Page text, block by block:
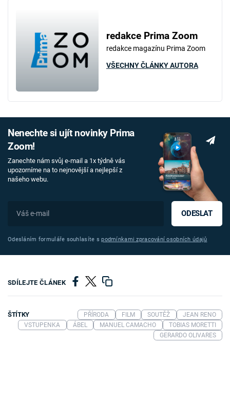
redakce Prima Zoom
redakce magazínu Prima Zoom
VŠECHNY ČLÁNKY AUTORA
Nenechte si ujít novinky Prima
Zoom!
Zanechte nám svůj e-mail a 1x týdně vás
upozorníme na to nejnovější a nejlepší z
našeho webu.
ODESLAT
Odesláním formuláře souhlasíte spodmínkami zpracování osobních údajů
SDÍLEJTE ČLÁNEK
ŠTÍTKY PŘÍRODA FILM SOUTĚŽ
JEAN RENO
VSTUPENKA
ÁBEL MANUEL CAMACHO
TOBIAS MORETTI
GERARDO OLIVARES